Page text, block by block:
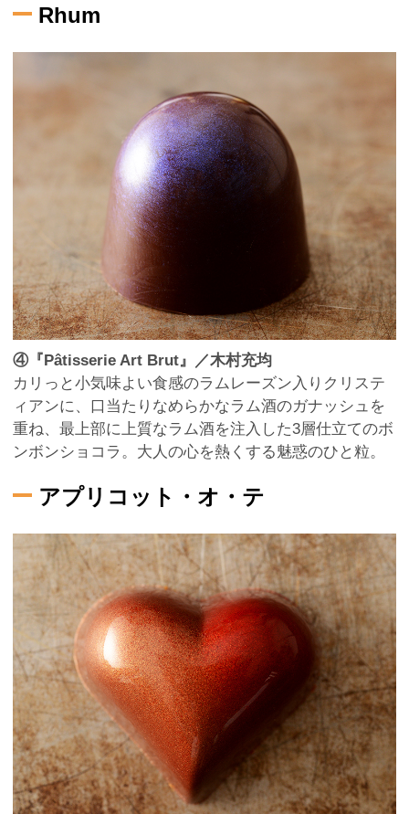
Rhum
④『Pâtisserie Art Brut』／木村充均
カリっと小気味よい食感のラムレーズン入りクリステ
ィアンに、口当たりなめらかなラム酒のガナッシュを
重ね、最上部に上質なラム酒を注入した3層仕立てのボ
ンボンショコラ。大人の心を熱くする魅惑のひと粒。
アプリコット・オ・テ